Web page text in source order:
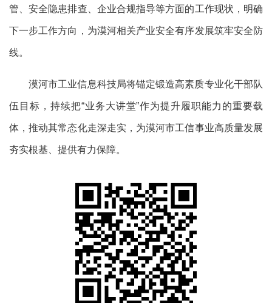
管、安全隐患排查、企业合规指导等方面的工作现状，明确
下一步工作方向，为漠河相关产业安全有序发展筑牢安全防
线。
漠河市工业信息科技局将锚定锻造高素质专业化干部队
伍目标，持续把“业务大讲堂”作为提升履职能力的重要载
体，推动其常态化走深走实，为漠河市工信事业高质量发展
夯实根基、提供有力保障。